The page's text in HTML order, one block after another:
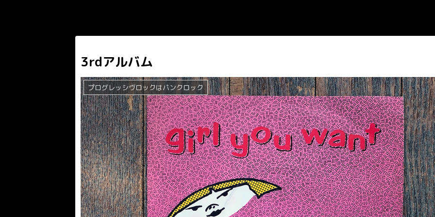
3rdアルバム
プログレッシヴロックはパンクロック